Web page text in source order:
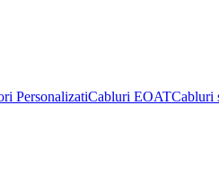
PersonalizatiCabluri EOATCabluri